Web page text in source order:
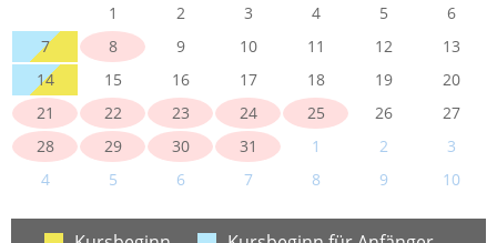
1 2 3 4 5
6
7
8 9 10 11 12
13
14
15 16 17 18 19
20
21
22 23 24 25 26
27
28
29 30 31 1 2
3
4
5 6 7 8 9 10